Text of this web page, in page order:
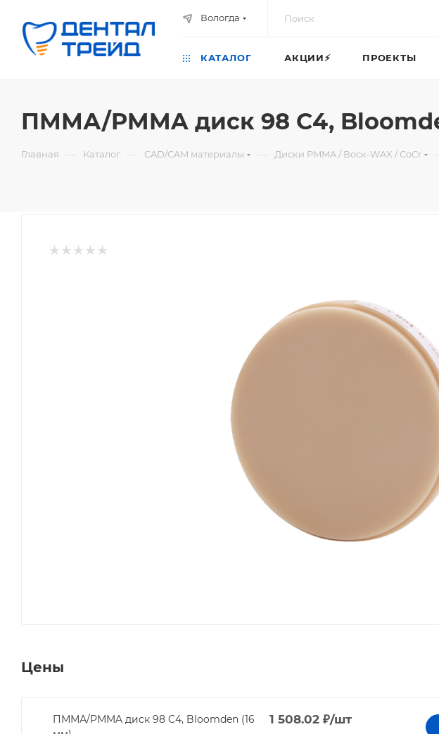
Вологда
КАТАЛОГ АКЦИИ⚡️ ПРОЕКТЫ
ПММА/PMMA диск 98 C4,
Главная — Каталог — СAD/CAM материалы — Диски PMMA / Воск-WAX / CoCr
Цены
ПММА/PMMA диск 98 C4, Bloomden (16
1 508.02₽/шт